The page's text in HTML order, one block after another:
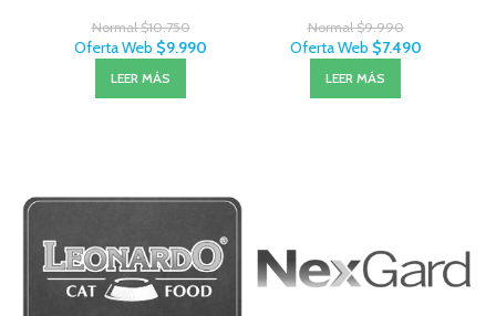
Normal$10.750
Oferta Web $9.990
LEER MÁS
Normal$9.990
Oferta Web $7.490
LEER MÁS